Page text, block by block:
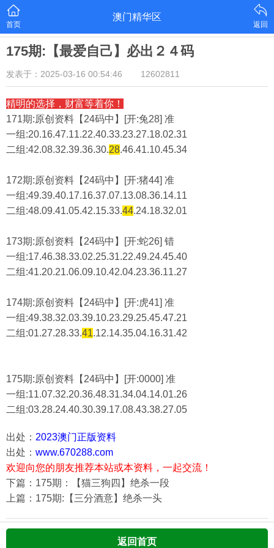
首页
澳门精华区
返回
175期:【最爱自己】必出２４码
发表于：2025-03-16 00:54:46 12602811
精明的选择，财富等着你！
171期:原创资料【24码中】[开:兔28] 准
一组:20.16.47.11.22.40.33.23.27.18.02.31
二组:42.08.32.39.36.30.28.46.41.10.45.34
172期:原创资料【24码中】[开:猪44] 准
一组:49.39.40.17.16.37.07.13.08.36.14.11
二组:48.09.41.05.42.15.33.44.24.18.32.01
173期:原创资料【24码中】[开:蛇26] 错
一组:17.46.38.33.02.25.31.22.49.24.45.40
二组:41.20.21.06.09.10.42.04.23.36.11.27
174期:原创资料【24码中】[开:虎41] 准
一组:49.38.32.03.39.10.23.29.25.45.47.21
二组:01.27.28.33.41.12.14.35.04.16.31.42
175期:原创资料【24码中】[开:0000] 准
一组:11.07.32.20.36.48.31.34.04.14.01.26
二组:03.28.24.40.30.39.17.08.43.38.27.05
出处： 2023澳门正版资料
出处： www.670288.com
欢迎向您的朋友推荐本站或本资料，一起交流！
下篇：175期：【猫三狗四】绝杀一段
上篇：175期:【三分酒意】绝杀一头
返回首页